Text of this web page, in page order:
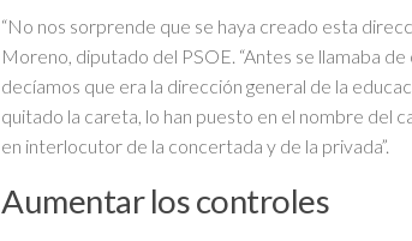
“No nos sorprende que se haya creado esta
Moreno, diputado del PSOE. “Antes se llamaba
decíamos que era la dirección general de la
quitado la careta, lo han puesto en el nombre del
en interlocutor de la concertada y de la privada”.
Aumentar los controles